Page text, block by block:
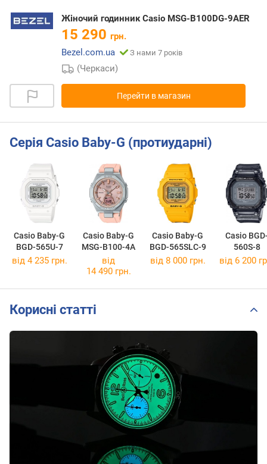
Жіночий годинник Casio MSG-B100DG-9AER
15 290 грн.
Bezel.com.ua
З нами 7 років
(Черкаси)
Перейти в магазин
Серія Casio Baby-G (протиударні)
Casio Baby-G
BGD-565U-7
Casio Baby-G
MSG-B100-4A
Casio Baby-G
BGD-565SLC-9
Casio
560S-8
від 4 235 грн.
від
14 490 грн.
від 8 000 грн. від 6 200
Корисні статті